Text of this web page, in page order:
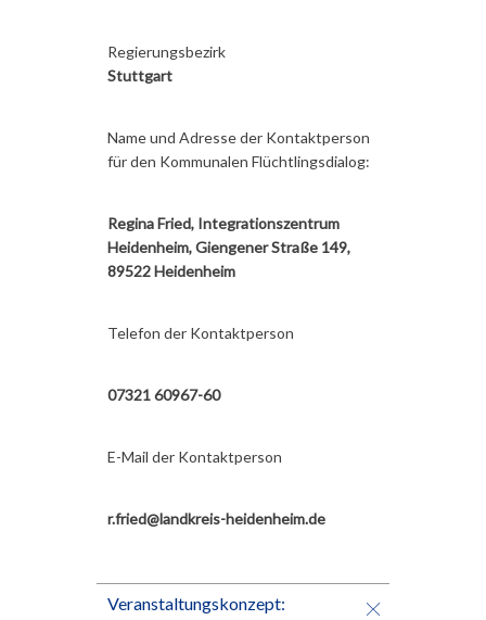
Regierungsbezirk
Stuttgart
Name und Adresse der Kontaktperson
für den Kommunalen Flüchtlingsdialog:
Regina Fried, Integrationszentrum
Heidenheim, Giengener Straße 149,
89522 Heidenheim
Telefon der Kontaktperson
07321 60967-60
E-Mail der Kontaktperson
r.fried@landkreis-heidenheim.de
Veranstaltungskonzept: